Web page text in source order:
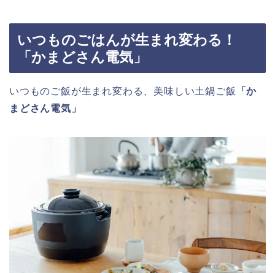
いつものごはんが生まれ変わる！
「かまどさん電気」
いつものご飯が生まれ変わる、美味しい土鍋ご飯
「か
まどさん電気」